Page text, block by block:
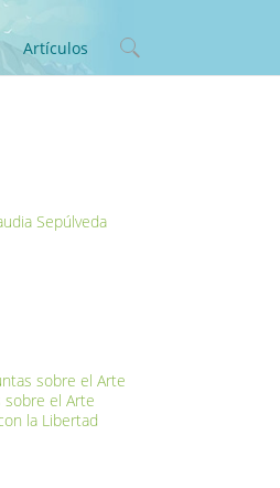
Artículos
Sepúlveda
sobre el Arte
sobre el Arte
la Libertad